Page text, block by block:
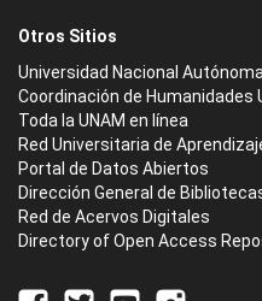
Otros Sitios
Universidad Nacional
Coordinación de Humanidades
Toda la UNAM en línea
Red Universitaria de
Portal de Datos Abiertos
Dirección General de
Red de Acervos Digitales
Directory of Open Access